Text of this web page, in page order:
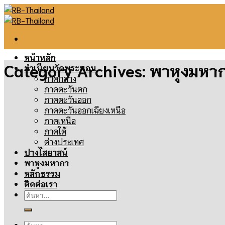
Skip
to
หน้าหลัก
ทำเนียบวัดพระนอน
ภาคกลาง
ภาคตะวันตก
ภาคตะวันออก
ภาคตะวันออกเฉียงเหนือ
ภาคเหนือ
ภาคใต้
ต่างประเทศ
ปางไสยาสน์
พาหุงมหากา
หลักธรรม
ติดต่อเรา
ค้นหา:
Category Archives: พาหุงมหา